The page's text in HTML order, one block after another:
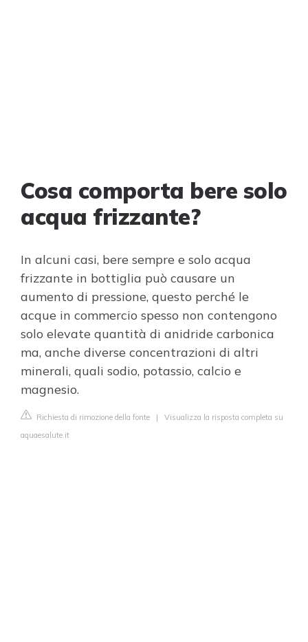
Cosa comporta bere solo
acqua frizzante?
In alcuni casi, bere sempre e solo acqua
frizzante in bottiglia può causare un
aumento di pressione, questo perché le
acque in commercio spesso non contengono
solo elevate quantità di anidride carbonica
ma, anche diverse concentrazioni di altri
minerali, quali sodio, potassio, calcio e
magnesio.
Richiesta di rimozione della fonte | Visualizza la risposta completa su
aquaesalute.it